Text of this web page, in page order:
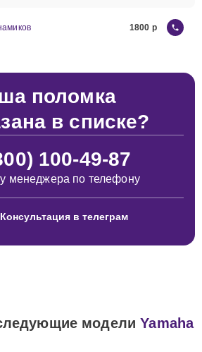
1800
поломка
в списке?
100-49-87
менеджера по телефону
Консультация в телеграм
моделиYamaha